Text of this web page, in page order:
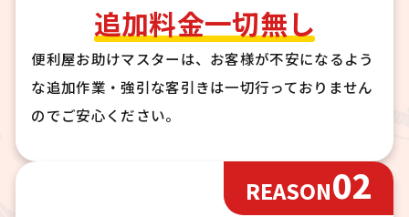
追加料金一切無し
便利屋お助けマスターは、お客様が不安になるよう
な追加作業・強引な客引きは一切行っておりません
のでご安心ください。
REASON02